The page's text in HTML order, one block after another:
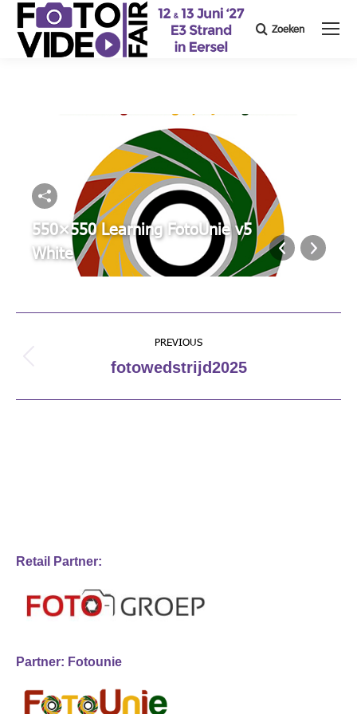
Search:
Zoeken
550×550 Learning FotoUnie v5
White
navigation
PREVIOUS
Previous
fotowedstrijd2025
Retail Partner:
Partner: Fotounie